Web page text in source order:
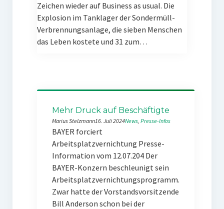
Zeichen wieder auf Business as usual. Die
Explosion im Tanklager der Sondermüll-
Verbrennungsanlage, die sieben Menschen
das Leben kostete und 31 zum…
Mehr Druck auf Beschäftigte
Marius Stelzmann16. Juli 2024News, Presse-Infos
BAYER forciert
Arbeitsplatzvernichtung Presse-
Information vom 12.07.204 Der
BAYER-Konzern beschleunigt sein
Arbeitsplatzvernichtungsprogramm.
Zwar hatte der Vorstandsvorsitzende
Bill Anderson schon bei der